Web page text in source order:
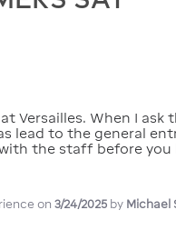
Versailles. When I
lead to the general
the staff before you
on 3/24/2025 by Michael